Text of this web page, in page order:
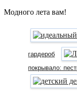
Модного лета вам!
гардероб
покрывало: